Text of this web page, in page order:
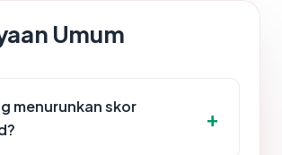
Umum
menurunkan skor